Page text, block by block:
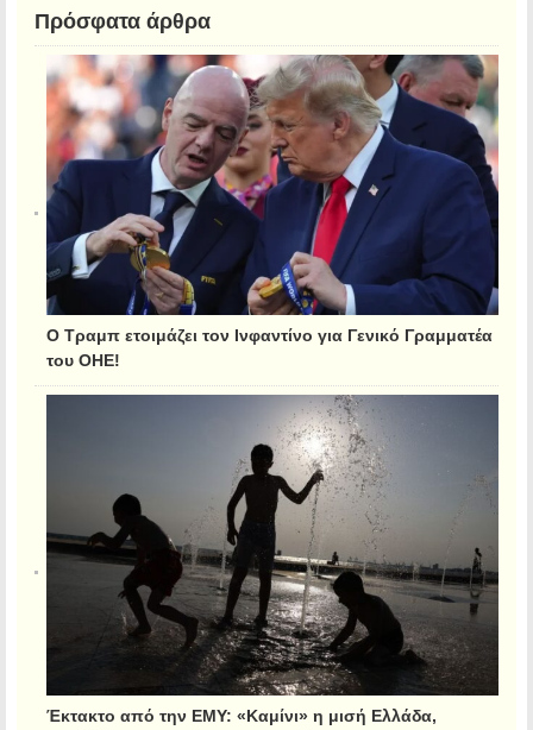
Πρόσφατα άρθρα
Ο Τραμπ ετοιμάζει τον Ινφαντίνο για Γενικό Γραμματέα
του ΟΗΕ!
Έκτακτο από την ΕΜΥ: «Καμίνι» η μισή Ελλάδα,